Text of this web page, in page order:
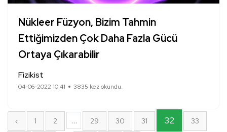
Nükleer Füzyon, Bizim Tahmin
Ettiğimizden Çok Daha Fazla Gücü
Ortaya Çıkarabilir
Fizikist
04-06-2022 10:41 3835 kez okundu.
‹ 1 2 ... 29 30 31 32 33